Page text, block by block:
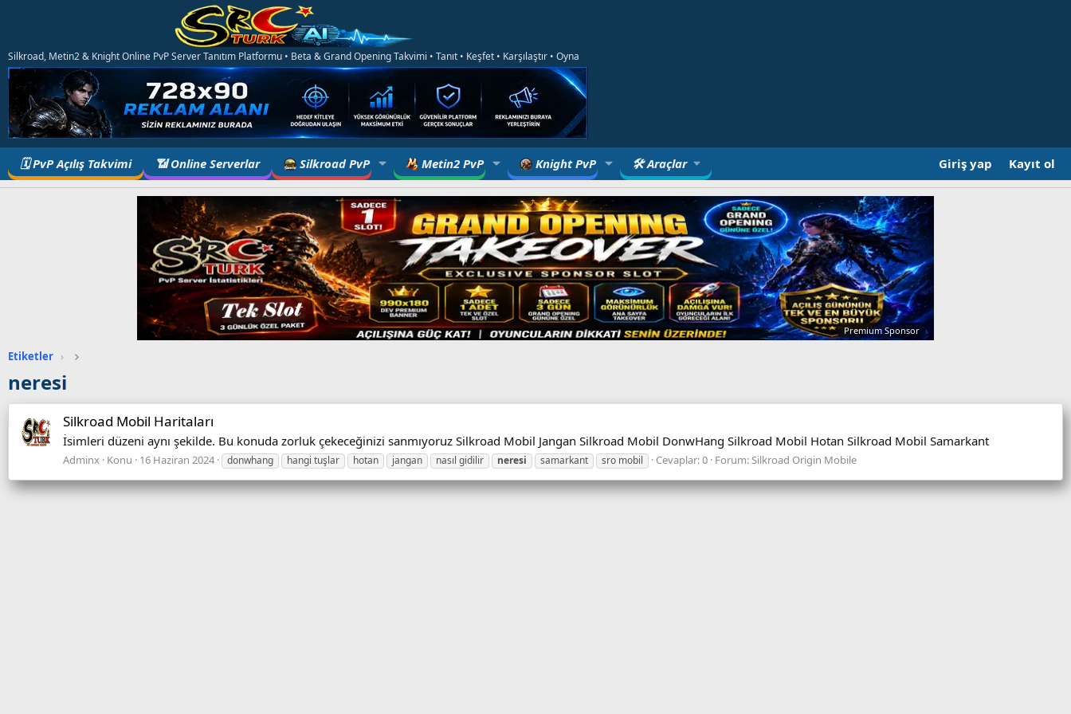
Silkroad, Metin2 & Knight Online PvP Server Tanıtım Platformu • Beta & Grand Opening Takvimi • Tanıt • Keşfet • Karşılaştır • Oyna
🗓️ PvP Açılış Takvimi 📶 Online Serverlar Silkroad PvP Metin2 PvP Knight PvP 🛠 Araçlar Giriş yap Kayıt ol
Premium Sponsor
Etiketler ›
neresi
Silkroad Mobil Haritaları
İsimleri düzeni aynı şekilde. Bu konuda zorluk çekeceğinizi sanmıyoruz Silkroad Mobil Jangan Silkroad Mobil DonwHang Silkroad Mobil Hotan Silkroad Mobil Samarkant
Adminx Konu 16 Haziran 2024 donwhang hangi tuşlar hotan jangan nasıl gidilir neresi samarkant sro mobil Cevaplar: 0 Forum:Silkroad Origin Mobile